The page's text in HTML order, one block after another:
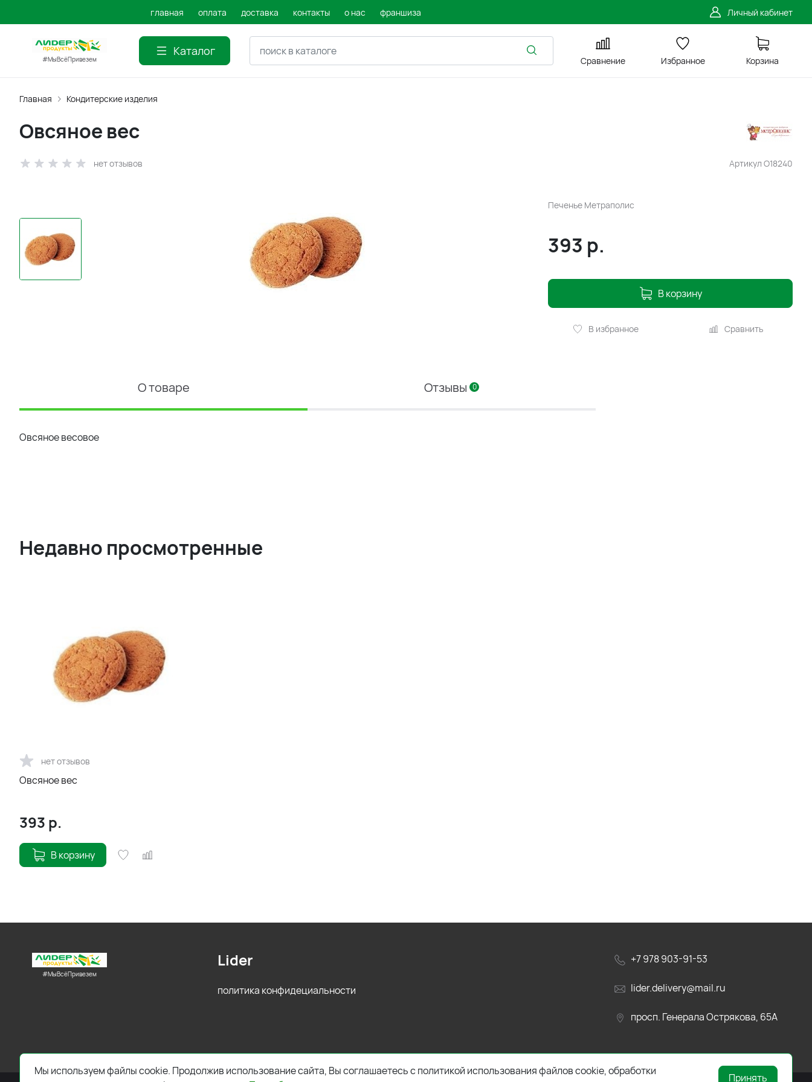
главная оплата доставка контакты о нас франшиза Личный кабинет
#МыВсёПривезем
Каталог
Сравнение Избранное Корзина
Главная Кондитерские изделия
Артикул O18240
Овсяное вес
нет отзывов
Печенье Метраполис
393 р.
В корзину
В избранное Сравнить
О товаре Отзывы 0
Овсяное весовое
Недавно просмотренные
нет отзывов
Овсяное вес
393 р.
В корзину
#МыВсёПривезем
+7 978 903-91-53
lider.delivery@mail.ru
просп. Генерала Острякова, 65А
Lider
политика конфидециальности
Мы используем файлы cookie. Продолжив использование сайта, Вы соглашаетесь с политикой использования файлов cookie, обработки
Принять